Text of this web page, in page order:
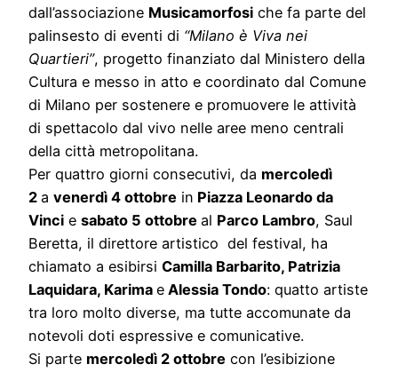
dall’associazione Musicamorfosi che fa parte del
palinsesto di eventi di “Milano è Viva nei
Quartieri”, progetto finanziato dal Ministero della
Cultura e messo in atto e coordinato dal Comune
di Milano per sostenere e promuovere le attività
di spettacolo dal vivo nelle aree meno centrali
della città metropolitana.
Per quattro giorni consecutivi, da mercoledì
2 a venerdì 4 ottobre in Piazza Leonardo da
Vinci e sabato 5 ottobre al Parco Lambro, Saul
Beretta, il direttore artistico del festival, ha
chiamato a esibirsi Camilla Barbarito, Patrizia
Laquidara, Karima e Alessia Tondo: quatto artiste
tra loro molto diverse, ma tutte accomunate da
notevoli doti espressive e comunicative.
Si parte mercoledì 2 ottobre con l’esibizione